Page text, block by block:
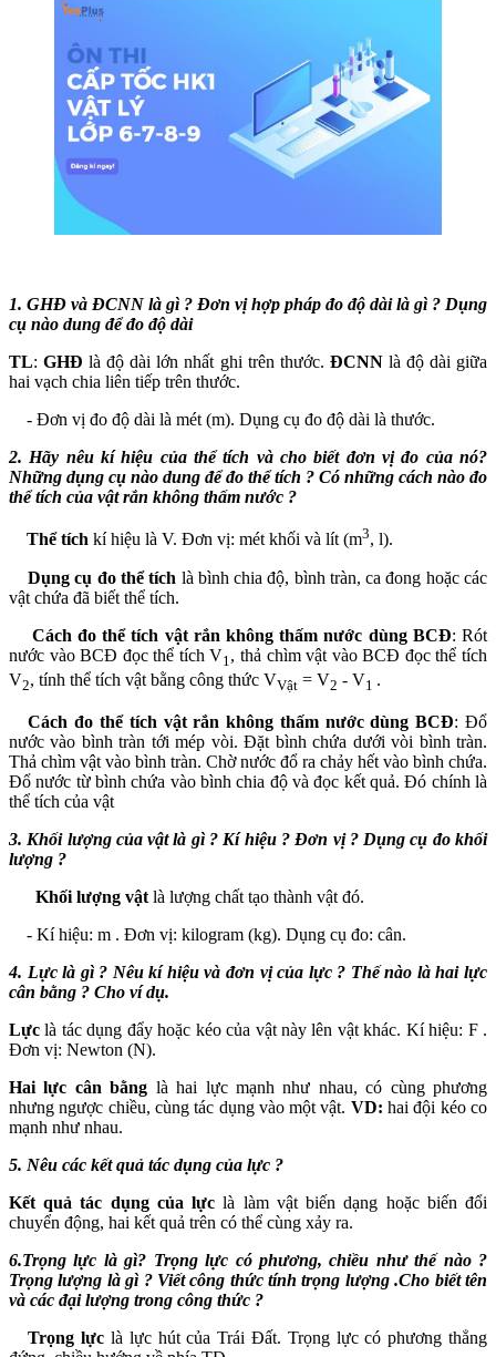
1. GHĐ và ĐCNN là gì ? Đơn vị hợp pháp đo độ dài là gì ? Dụng
cụ nào dung để đo độ dài
TL:GHĐ là độ dài lớn nhất ghi trên thước. ĐCNNlà độ dài giữa
hai vạch chia liên tiếp trên thước.
- Đơn vị đo độ dài là mét (m). Dụng cụ đo độ dài là thước.
2. Hãy nêu kí hiệu của thể tích và cho biết đơn vị đo của nó?
Những dụng cụ nào dung để đo thể tích ? Có những cách nào đo
thể tích của vật rắn không thấm nước ?
Thể tích kí hiệu là V. Đơn vị: mét khối và lít (m3, l).
Dụng cụ đo thể tích là bình chia độ, bình tràn, ca đong hoặc các
vật chứa đã biết thể tích.
Cách đo thể tích vật rắn không thấm nước dùng BCĐ: Rót
nước vào BCĐ đọc thể tích V1, thả chìm vật vào BCĐ đọc thể tích
V2, tính thể tích vật bằng công thức VVật = V2 - V1 .
Cách đo thể tích vật rắn không thấm nước dùng BCĐ: Đổ
nước vào bình tràn tới mép vòi. Đặt bình chứa dưới vòi bình tràn.
Thả chìm vật vào bình tràn. Chờ nước đổ ra chảy hết vào bình chứa.
Đổ nước từ bình chứa vào bình chia độ và đọc kết quả. Đó chính là
thể tích của vật
3. Khối lượng của vật là gì ? Kí hiệu ? Đơn vị ? Dụng cụ đo khối
lượng ?
Khối lượng vật là lượng chất tạo thành vật đó.
- Kí hiệu: m . Đơn vị: kilogram (kg). Dụng cụ đo: cân.
4. Lực là gì ? Nêu kí hiệu và đơn vị của lực ? Thế nào là hai lực
cân bằng ? Cho ví dụ.
Lựclà tác dụng đẩy hoặc kéo của vật này lên vật khác. Kí hiệu: F .
Đơn vị: Newton (N).
Hai lực cân bằng là hai lực mạnh như nhau, có cùng phương
nhưng ngược chiều, cùng tác dụng vào một vật. VD: hai đội kéo co
mạnh như nhau.
5. Nêu các kết quả tác dụng của lực ?
Kết quả tác dụng của lực là làm vật biến dạng hoặc biến đổi
chuyển động, hai kết quả trên có thể cùng xảy ra.
6.Trọng lực là gì? Trọng lực có phương, chiều như thế nào ?
Trọng lượng là gì ? Viết công thức tính trọng lượng .Cho biết tên
và các đại lượng trong công thức ?
Trọng lực là lực hút của Trái Đất. Trọng lực có phương thẳng